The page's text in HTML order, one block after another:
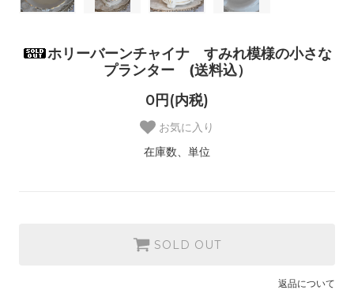
ホリーバーンチャイナ すみれ模様の小さな
プランター (送料込）
0円(内税)
お気に入り
在庫数、単位
SOLD OUT
返品について